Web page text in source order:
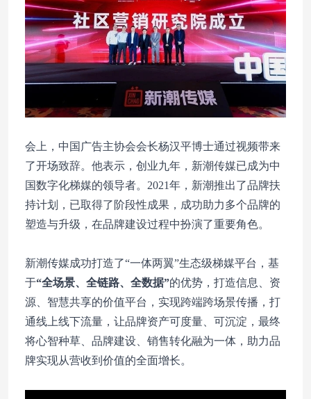
会上，中国广告主协会会长杨汉平博士通过视频带来
了开场致辞。他表示，创业九年，新潮传媒已成为中
国数字化梯媒的领导者。2021年，新潮推出了品牌扶
持计划，已取得了阶段性成果，成功助力多个品牌的
塑造与升级，在品牌建设过程中扮演了重要角色。
新潮传媒成功打造了“一体两翼”生态级梯媒平台，基
于“全场景、全链路、全数据”的优势，打造信息、资
源、智慧共享的价值平台，实现跨端跨场景传播，打
通线上线下流量，让品牌资产可度量、可沉淀，最终
将心智种草、品牌建设、销售转化融为一体，助力品
牌实现从营收到价值的全面增长。